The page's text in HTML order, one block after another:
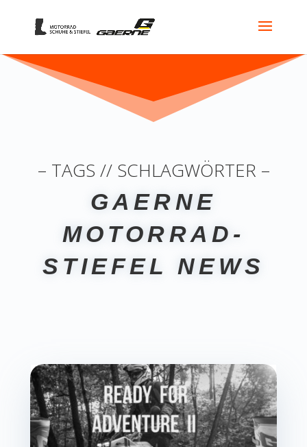
– TAGS // SCHLAGWÖRTER –
GAERNE
MOTORRAD-
STIEFEL NEWS